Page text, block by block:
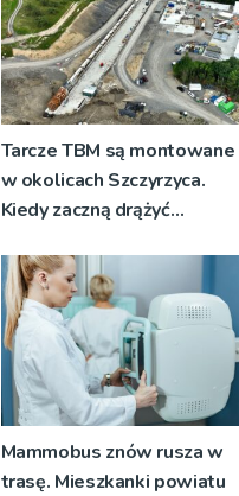
Tarcze TBM są montowane
w okolicach Szczyrzyca.
Kiedy zaczną drążyć
Mammobus znów rusza w
trasę. Mieszkanki powiatu